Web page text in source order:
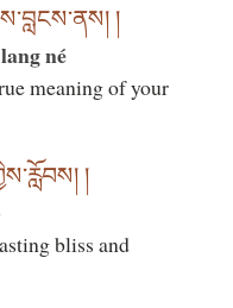
།
né
meaning of your
།
bliss and